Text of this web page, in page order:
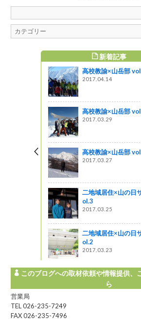
新着記事
高校教諭×山岳部
2017.04.14
高校教諭×山岳部
2017.03.29
高校教諭×山岳部
2017.03.27
二地域居住×山の日
ol.3
2017.03.25
二地域居住×山の日
ol.2
2017.03.23
このブログへの取材依頼や情報提供、
ら
営業局
TEL 026-235-7249
FAX 026-235-7496